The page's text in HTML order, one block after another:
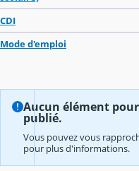
CDI
Mode d'emploi
Aucun élément
publié.
Vous pouvez vous
pour plus d'informations.